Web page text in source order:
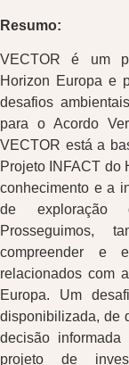
Resumo:
VECTOR é um
Horizon Europa e
desafios
para o Acordo
VECTOR está a
Projeto INFACT do
conhecimento e a
de exploração
Prosseguimos,
compreender e
relacionados com
Europa. Um
disponibilizada, de
decisão
projeto de